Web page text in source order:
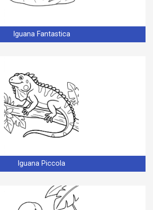
Iguana Fantastica
Iguana Piccola